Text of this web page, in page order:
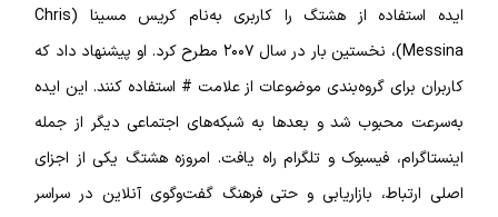
ایده استفاده از هشتگ را کاربری به‌نام کریس مسینا (Chris
Messina)، نخستین بار در سال ۲۰۰۷ مطرح کرد. او پیشنهاد داد که
کاربران برای گروه‌بندی موضوعات از علامت # استفاده کنند. این ایده
به‌سرعت محبوب شد و بعدها به شبکه‌های اجتماعی دیگر از جمله
اینستاگرام، فیسبوک و تلگرام راه یافت. امروزه هشتگ یکی از اجزای
اصلی ارتباط، بازاریابی و حتی فرهنگ گفت‌وگوی آنلاین در سراسر